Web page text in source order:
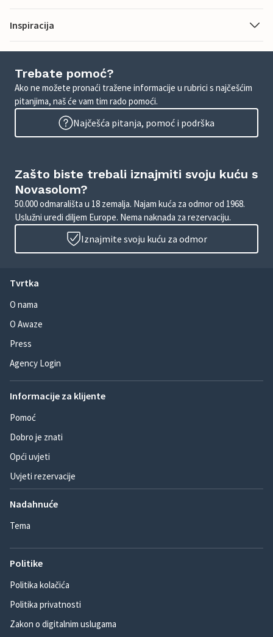
Inspiracija
Trebate pomoć?
Ako ne možete pronaći tražene informacije u rubrici s najčešćim
pitanjima, naš će vam tim rado pomoći.
Najčešća pitanja, pomoć i podrška
Zašto biste trebali iznajmiti svoju kuću s
Novasolom?
50.000 odmarališta u 18 zemalja. Najam kuća za odmor od 1968.
Uslužni uredi diljem Europe. Nema naknada za rezervaciju.
Iznajmite svoju kuću za odmor
Tvrtka
O nama
O Awaze
Press
Agency Login
Informacije za klijente
Pomoć
Dobro je znati
Opći uvjeti
Uvjeti rezervacije
Nadahnuće
Tema
Politike
Politika kolačića
Politika privatnosti
Zakon o digitalnim uslugama